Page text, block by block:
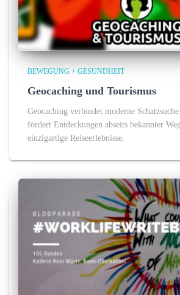
BEWEGUNG + GESUNDHEIT
Geocaching und Tourismus
Geocaching verbindet moderne
fördert Entdeckungen abseits bekannter
einzigartige Reiseerlebnisse.